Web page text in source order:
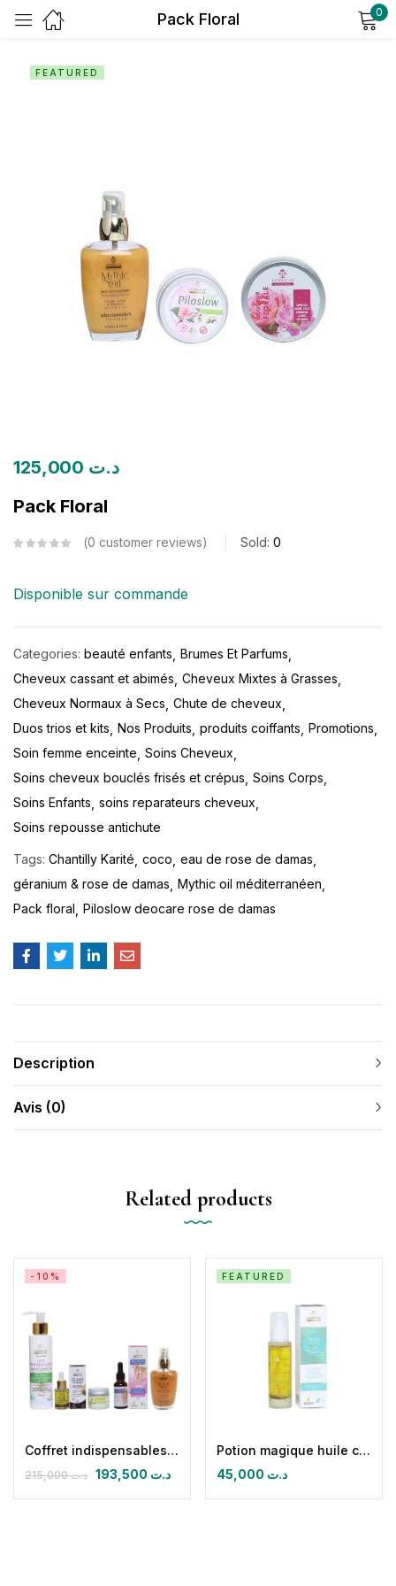
Pack Floral 0
FEATURED
د.ت
Pack Floral
0 customer reviews Sold: 0
Disponible sur commande
Categories: beauté enfants Brumes Et Parfums
Cheveux cassant et abimés Cheveux Mixtes à Grasses
Cheveux Normaux à Secs Chute de cheveux
Duos trios et kits Nos Produits produits coiffants Promotions
Soin femme enceinte Soins Cheveux
Soins cheveux bouclés frisés et crépus Soins Corps
Soins Enfants soins reparateurs cheveux
Soins repousse antichute
Tags: Chantilly Karité coco eau de rose de damas
géranium & rose de damas Mythic oil méditerranéen
Pack floral Piloslow deocare rose de damas
Description
Avis (0)
Related products
-10%
Coffret indispensables beauté de l’été
د.ت215,000 د.ت
FEATURED
Potion magique huile capillaire ultra-fortifiante antichute sublimatrice.
د.ت
Remember me
Create an account